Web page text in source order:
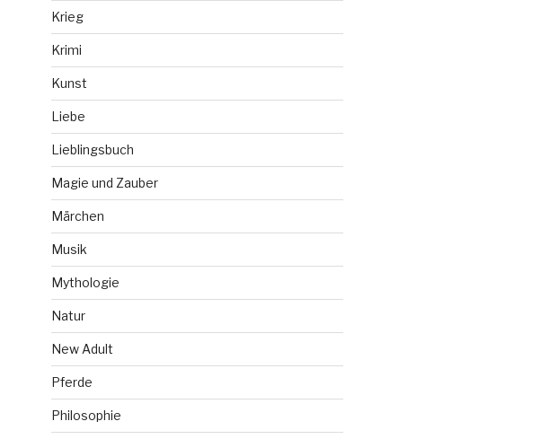
Krieg
Krimi
Kunst
Liebe
Lieblingsbuch
Magie und Zauber
Märchen
Musik
Mythologie
Natur
New Adult
Pferde
Philosophie